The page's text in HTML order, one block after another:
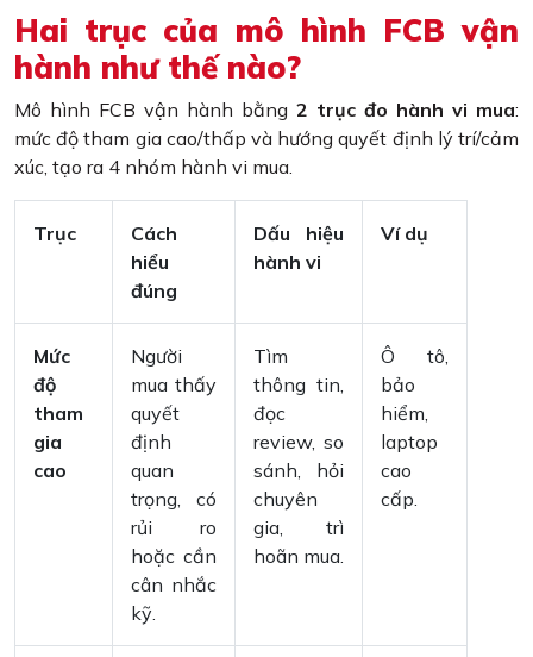
Hai trục của mô hình FCB vận
hành như thế nào?
Mô hình FCB vận hành bằng 2 trục đo hành vi mua:
mức độ tham gia cao/thấp và hướng quyết định lý trí/cảm
xúc, tạo ra 4 nhóm hành vi mua.
Trục
Cách
hiểu
đúng
Dấu hiệu
hành vi
Ví dụ
Mức
độ
tham
gia
cao
Người
mua thấy
quyết
định
quan
trọng, có
rủi ro
hoặc cần
cân nhắc
kỹ.
Tìm
thông tin,
đọc
review, so
sánh, hỏi
chuyên
gia, trì
hoãn mua.
Ô tô,
bảo
hiểm,
laptop
cao
cấp.